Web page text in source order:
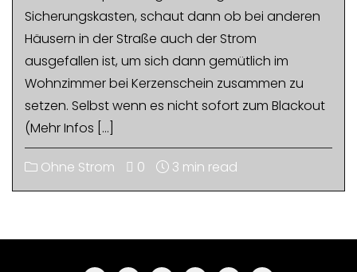
Sicherungskasten, schaut dann ob bei anderen
Häusern in der Straße auch der Strom
ausgefallen ist, um sich dann gemütlich im
Wohnzimmer bei Kerzenschein zusammen zu
setzen. Selbst wenn es nicht sofort zum Blackout
(Mehr Infos […]
Ohne Strom 0 3 min read